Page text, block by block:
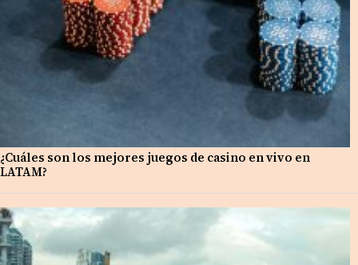
¿Cuáles son los mejores juegos de casino en vivo en
LATAM?